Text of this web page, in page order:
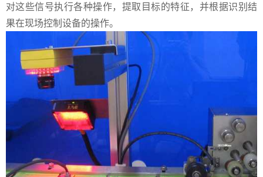
对这些信号执行各种操作，提取目标的特征，并根据识别结
果在现场控制设备的操作。